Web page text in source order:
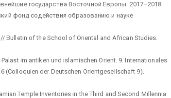
государства Восточной Европы. 2017–2018
фонд содействия образованию и науке
Bulletin of the School of Oriental and African Studies.
im antiken und islamischen Orient. 9. Internationales
(Colloquien der Deutschen Orientgesellschaft 9).
Temple Inventories in the Third and Second Millennia